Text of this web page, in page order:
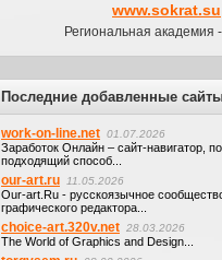
www.sokrat.su
Региональная академия
Последние добавленные
work-on-line.net 01.07.2026
Заработок Онлайн – сайт-навигатор,
подходящий способ...
our-art.ru 11.05.2026
Our-art.Ru - русскоязычное
графического редактора...
choice-art.320v.net 28.03.2026
The World of Graphics and Design...